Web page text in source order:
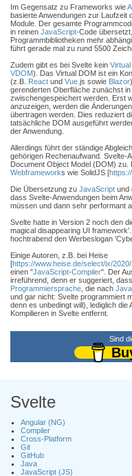
Im Gegensatz zu Frameworks wie
basierte Anwendungen zur Laufzeit
Module. Der gesamte
in reinen JavaScript-Code
Programmbibliotheken mehr
führt gerade mal zu rund 5500
Zudem gibt es bei Svelte kein
VDOM). Das Virtual DOM ist ein
(z.B. React und Vue .js sowie Blazor
gerenderten Oberfläche zunächst in
zwischengespeichert werden. Erst
anzuzeigen, werden die
übertragen werden. Dies reduziert
tatsächliche DOM ausgeführt
der Anwendung.
Allerdings führt der ständige
gehörigen Rechenaufwand. Svelte-
Document Object Model (DOM)
Webframeworks wie SolidJS [
Die Übersetzung zu JavaScript und
dass Svelte-Anwendungen beim
müssen und dann sehr performant
Svelte hatte in Version 2 noch den
magical disappearing UI
hochtrabend den Werbeslogan
Einige Autoren, z.B. bei Heise
[https://www.heise.de/select/ix/
einen "JavaScript-Compiler". Der
irreführend, denn er suggeriert,
Programmiersprache , die nach
und gar nicht: Svelte programmiert
denn es unbedingt will), lediglich
Kompilieren in Svelte entfernt.
Sind
Svelte
Angular (NG)
Compiler
Cross-Platform
Git
GitHub
Java
JavaScript (JS)